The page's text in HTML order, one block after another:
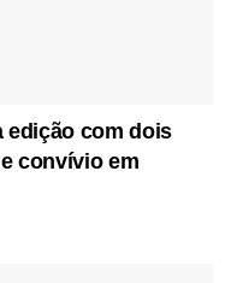
edição com dois
convívio em